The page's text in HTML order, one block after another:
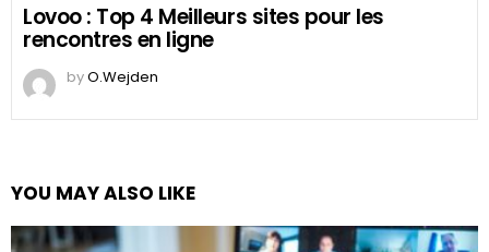
Lovoo : Top 4 Meilleurs sites pour les
rencontres en ligne
byO.Wejden
YOU MAY ALSO LIKE